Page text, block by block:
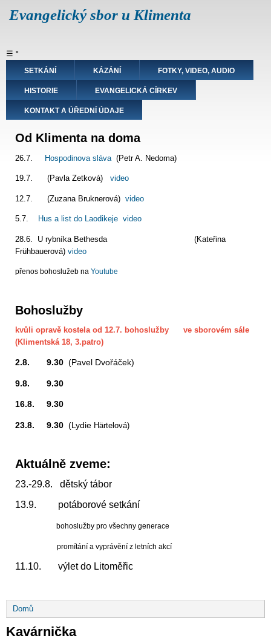
Evangelický sbor u Klimenta
Hlavní
navigace
☰ ˟
SETKÁNÍ KÁZÁNÍ FOTKY, VIDEO, AUDIO
HISTORIE EVANGELICKÁ CÍRKEV
KONTAKT A ÚŘEDNÍ ÚDAJE
Od Klimenta na doma
26.7. Hospodinova sláva (Petr A. Nedoma)
19.7. (Pavla Zetková) video
12.7. (Zuzana Bruknerová) video
5.7. Hus a list do Laodikeje video
28.6. U rybníka Bethesda (Kateřina
Frühbauerová) video
přenos bohoslužeb na Youtube
Bohoslužby
kvůli opravě kostela od 12.7. bohoslužby ve sborovém sále
(Klimentská 18, 3.patro)
2.8. 9.30 (Pavel Dvořáček)
9.8. 9.30
16.8. 9.30
23.8. 9.30 (Lydie Härtelová)
Aktuálně zveme:
23.-29.8. dětský tábor
13.9. potáborové setkání
bohoslužby pro všechny generace
promítání a vyprávění z letních akcí
11.10. výlet do Litoměřic
Drobečková
navigace
Domů
Kavárnička